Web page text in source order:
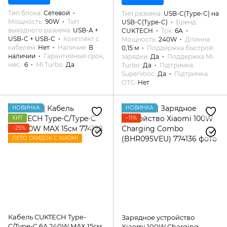
Тип блока Сетевой
Мощность 90W
Тип
выходного разьема USB-A +
USB-C + USB-C
Комплект с
кабелем Нет Наличие В
наличии
Гарантийный срок,
мес.
6 Mi Turbo Да
Тип разьема USB-C(Type-C) на
USB-C(Type-C)
Бренд
CUKTECH
Ток 6A
Мощность 240W
Длинна
0,15 м
Поддержка быстрой
зарядки Да
Поддержка Mi
Turbo Да
Підтримка
SuperVooc Да
Підтримка
OTG Нет
НОВИНКА
ХИТ
−25%
ЛЕТО СКИДОК С XIAOMI
Кабель CUKTECH Type-
НОВИНКА
−11%
Зарядное устройство